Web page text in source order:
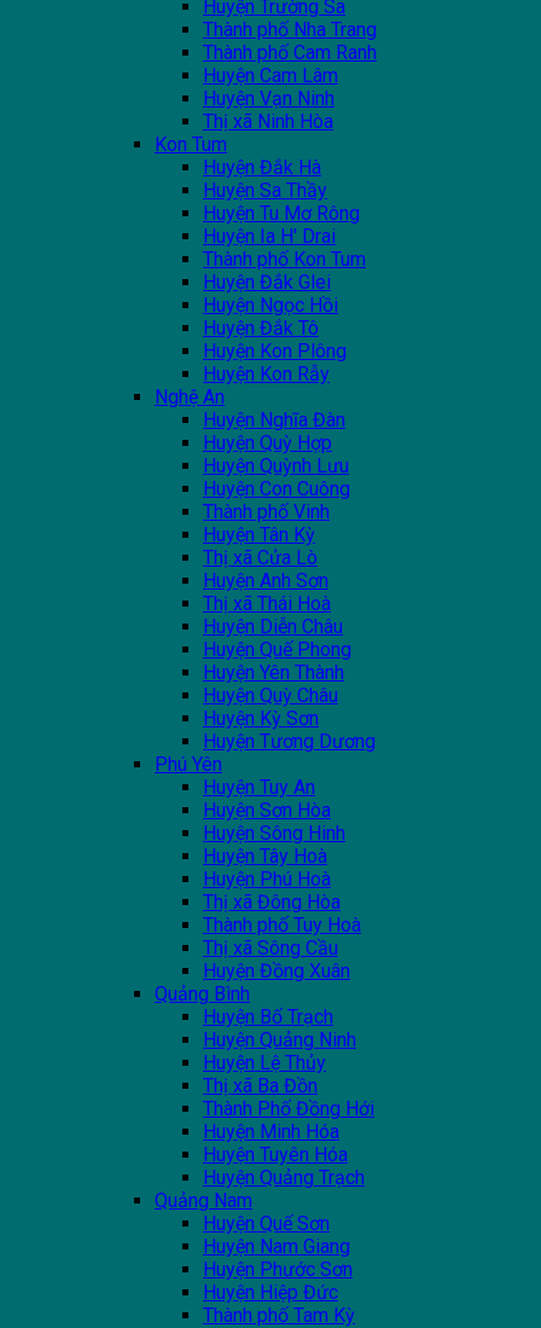
Huyện Trường Sa
Thành phố Nha Trang
Thành phố Cam Ranh
Huyện Cam Lâm
Huyện Vạn Ninh
Thị xã Ninh Hòa
Kon Tum
Huyện Đắk Hà
Huyện Sa Thầy
Huyện Tu Mơ Rông
Huyện Ia H' Drai
Thành phố Kon Tum
Huyện Đắk Glei
Huyện Ngọc Hồi
Huyện Đắk Tô
Huyện Kon Plông
Huyện Kon Rẫy
Nghệ An
Huyện Nghĩa Đàn
Huyện Quỳ Hợp
Huyện Quỳnh Lưu
Huyện Con Cuông
Thành phố Vinh
Huyện Tân Kỳ
Thị xã Cửa Lò
Huyện Anh Sơn
Thị xã Thái Hoà
Huyện Diễn Châu
Huyện Quế Phong
Huyện Yên Thành
Huyện Quỳ Châu
Huyện Kỳ Sơn
Huyện Tương Dương
Phú Yên
Huyện Tuy An
Huyện Sơn Hòa
Huyện Sông Hinh
Huyện Tây Hoà
Huyện Phú Hoà
Thị xã Đông Hòa
Thành phố Tuy Hoà
Thị xã Sông Cầu
Huyện Đồng Xuân
Quảng Bình
Huyện Bố Trạch
Huyện Quảng Ninh
Huyện Lệ Thủy
Thị xã Ba Đồn
Thành Phố Đồng Hới
Huyện Minh Hóa
Huyện Tuyên Hóa
Huyện Quảng Trạch
Quảng Nam
Huyện Quế Sơn
Huyện Nam Giang
Huyện Phước Sơn
Huyện Hiệp Đức
Thành phố Tam Kỳ